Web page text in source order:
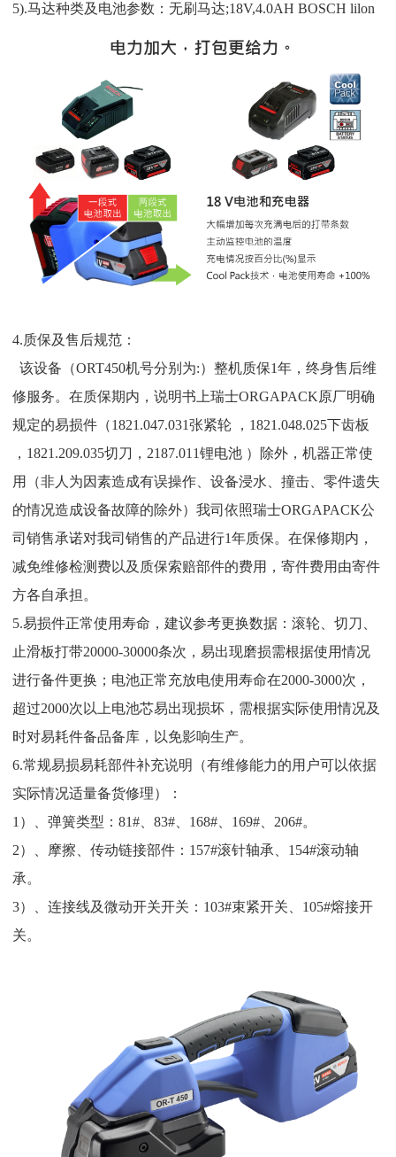
5).马达种类及电池参数：无刷马达;18V,4.0AH BOSCH lilon
4.质保及售后规范：
该设备（ORT450机号分别为:）整机质保1年，终身售后维
修服务。在质保期内，说明书上瑞士ORGAPACK原厂明确
规定的易损件（1821.047.031张紧轮 ，1821.048.025下齿板
，1821.209.035切刀，2187.011锂电池 ）除外，机器正常使
用（非人为因素造成有误操作、设备浸水、撞击、零件遗失
的情况造成设备故障的除外）我司依照瑞士ORGAPACK公
司销售承诺对我司销售的产品进行1年质保。在保修期内，
减免维修检测费以及质保索赔部件的费用，寄件费用由寄件
方各自承担。
5.易损件正常使用寿命，建议参考更换数据：滚轮、切刀、
止滑板打带20000-30000条次，易出现磨损需根据使用情况
进行备件更换；电池正常充放电使用寿命在2000-3000次，
超过2000次以上电池芯易出现损坏，需根据实际使用情况及
时对易耗件备品备库，以免影响生产。
6.常规易损易耗部件补充说明（有维修能力的用户可以依据
实际情况适量备货修理）：
1）、弹簧类型：81#、83#、168#、169#、206#。
2）、摩擦、传动链接部件：157#滚针轴承、154#滚动轴
承。
3）、连接线及微动开关开关：103#束紧开关、105#熔接开
关。